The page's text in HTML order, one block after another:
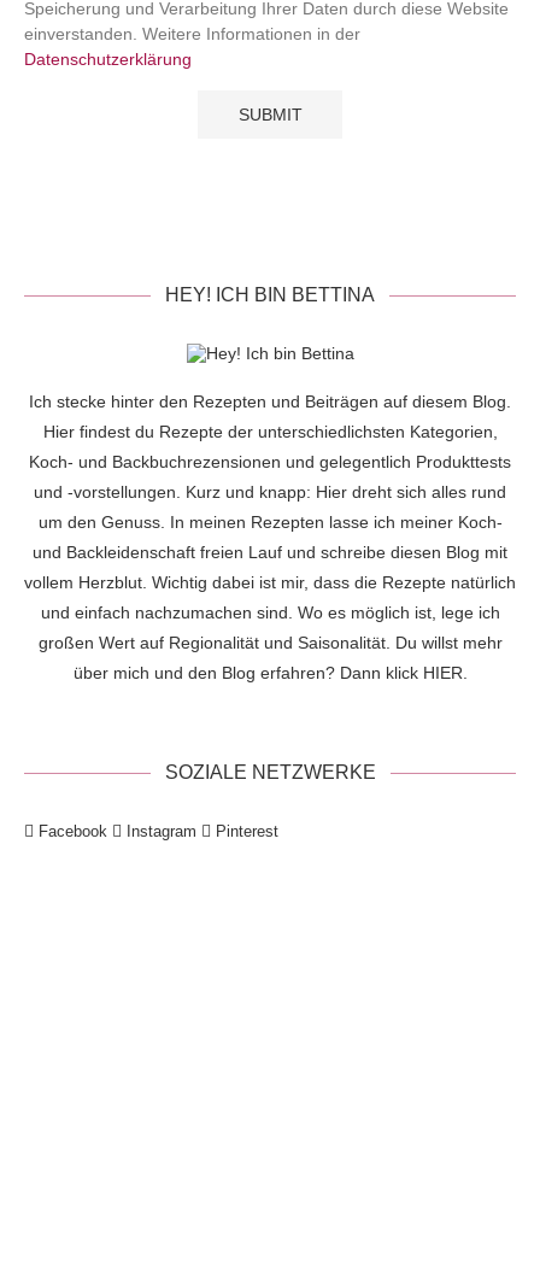
Speicherung und Verarbeitung Ihrer Daten durch diese Website
einverstanden. Weitere Informationen in der
Datenschutzerklärung
HEY! ICH BIN BETTINA
Ich stecke hinter den Rezepten und Beiträgen auf diesem Blog.
Hier findest du Rezepte der unterschiedlichsten Kategorien,
Koch- und Backbuchrezensionen und gelegentlich Produkttests
und -vorstellungen. Kurz und knapp: Hier dreht sich alles rund
um den Genuss. In meinen Rezepten lasse ich meiner Koch-
und Backleidenschaft freien Lauf und schreibe diesen Blog mit
vollem Herzblut. Wichtig dabei ist mir, dass die Rezepte natürlich
und einfach nachzumachen sind. Wo es möglich ist, lege ich
großen Wert auf Regionalität und Saisonalität. Du willst mehr
über mich und den Blog erfahren? Dann klick HIER.
SOZIALE NETZWERKE
Facebook Instagram Pinterest